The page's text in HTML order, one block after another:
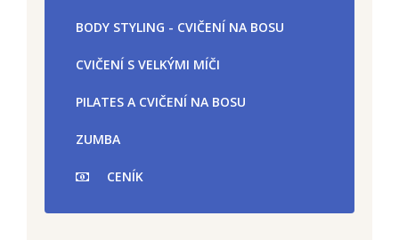
BODY STYLING - CVIČENÍ NA BOSU
CVIČENÍ S VELKÝMI MÍČI
PILATES A CVIČENÍ NA BOSU
ZUMBA
CENÍK